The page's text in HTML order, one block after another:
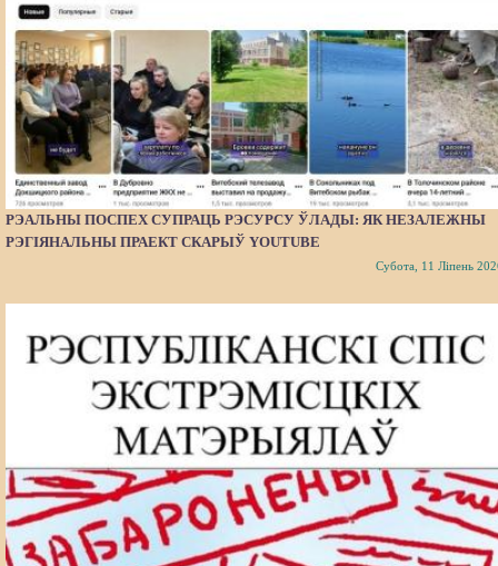
РЭАЛЬНЫ ПОСПЕХ СУПРАЦЬ РЭСУРСУ ЎЛАДЫ: ЯК НЕЗАЛЕЖНЫ
РЭГІЯНАЛЬНЫ ПРАЕКТ СКАРЫЎ YOUTUBE
Субота, 11 Ліпень